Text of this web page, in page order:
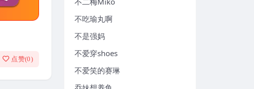
点赞(0)
不吃瑜丸啊
不是强妈
不爱穿shoes
不爱笑的赛琳